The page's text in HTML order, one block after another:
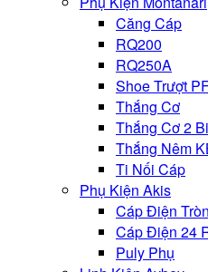
Căng Cáp
RQ200
RQ250A
Shoe Trượt
Thắng Cơ
Thắng Cơ 2 Bi
Thắng Nêm
Ti Nối Cáp
Phụ Kiện Akis
Cáp Điện Tròn
Cáp Điện 24
Puly Phụ